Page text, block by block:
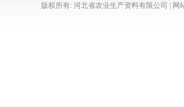
版权所有: 河北省农业生产资料有限公司 | 网